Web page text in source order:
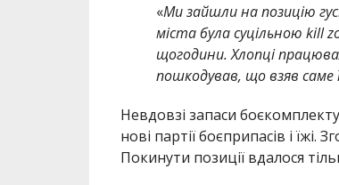
«Ми зайшли на позицію
міста була суцільною kill
щогодини. Хлопці
пошкодував, що взяв саме
Невдовзі запаси
нові партії боєприпасів і
Покинути позиції вдалося